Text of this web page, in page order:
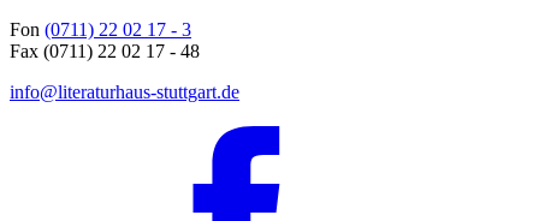
Fon (0711) 22 02 17 - 3
Fax (0711) 22 02 17 - 48
info@literaturhaus-stuttgart.de